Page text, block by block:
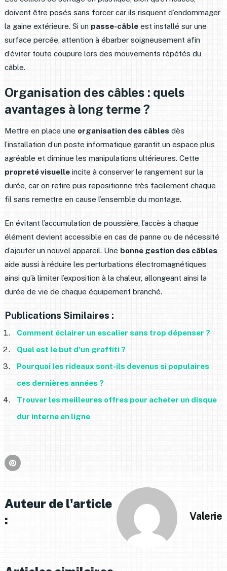
doivent être posés sans forcer car ils risquent d’endommager
la gaine extérieure. Si un passe-câbleest installé sur une
surface percée, attention à ébarber soigneusement afin
d’éviter toute coupure lors des mouvements répétés du
câble.
Organisation des câbles : quels
avantages à long terme ?
Mettre en place une organisation des câblesdès
l’installation d’un poste informatique garantit un espace plus
agréable et diminue les manipulations ultérieures. Cette
propreté visuelleincite à conserver le rangement sur la
durée, car on retire puis repositionne très facilement chaque
fil sans remettre en cause l’ensemble du montage.
En évitant l’accumulation de poussière, l’accès à chaque
élément devient accessible en cas de panne ou de nécessité
d’ajouter un nouvel appareil. Une bonne gestion des câbles
aide aussi à réduire les perturbations électromagnétiques
ainsi qu’à limiter l’exposition à la chaleur, allongeant ainsi la
durée de vie de chaque équipement branché.
Publications Similaires :
Comment éclairer un escalier sans trop dépenser ?
Quel est le but d’un graffiti ?
Pourquoi les rideaux sont-ils devenus si populaires
ces dernières années ?
Trouver les meilleures offres pour acheter un disque
dur interne en ligne
Auteur de l'article
:
Valerie